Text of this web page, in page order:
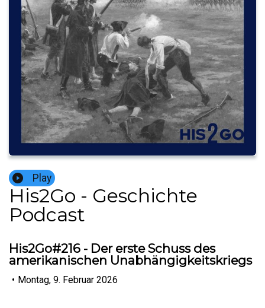
Play
His2Go - Geschichte
Podcast
His2Go#216 - Der erste Schuss des
amerikanischen Unabhängigkeitskriegs
• Montag, 9. Februar 2026